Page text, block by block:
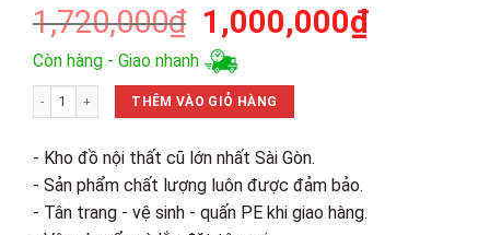
1,720,000₫ Giá
gốc
là:
1,720,000₫.
1,000,000₫Giá
Còn hàng - Giao nhanh
Bàn Làm Việc Chân Sắt 1m2 Có Ngăn Tủ Mới 99% (nhiều màu) số lượng
THÊM VÀO GIỎ HÀNG
- Kho đồ nội thất cũ lớn nhất Sài Gòn.
- Sản phẩm chất lượng luôn được đảm bảo.
- Tân trang - vệ sinh - quấn PE khi giao hàng.